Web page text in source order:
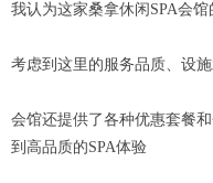
我认为这家桑拿休闲SPA会
考虑到这里的服务品质、设
会馆还提供了各种优惠套餐
到高品质的SPA体验